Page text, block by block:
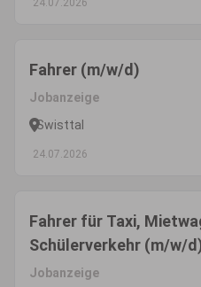
24.07.2026
Fahrer (m/w/d)
Jobanzeige
Swisttal
24.07.2026
Fahrer für Taxi,
Schülerverkehr (m/w/
Jobanzeige